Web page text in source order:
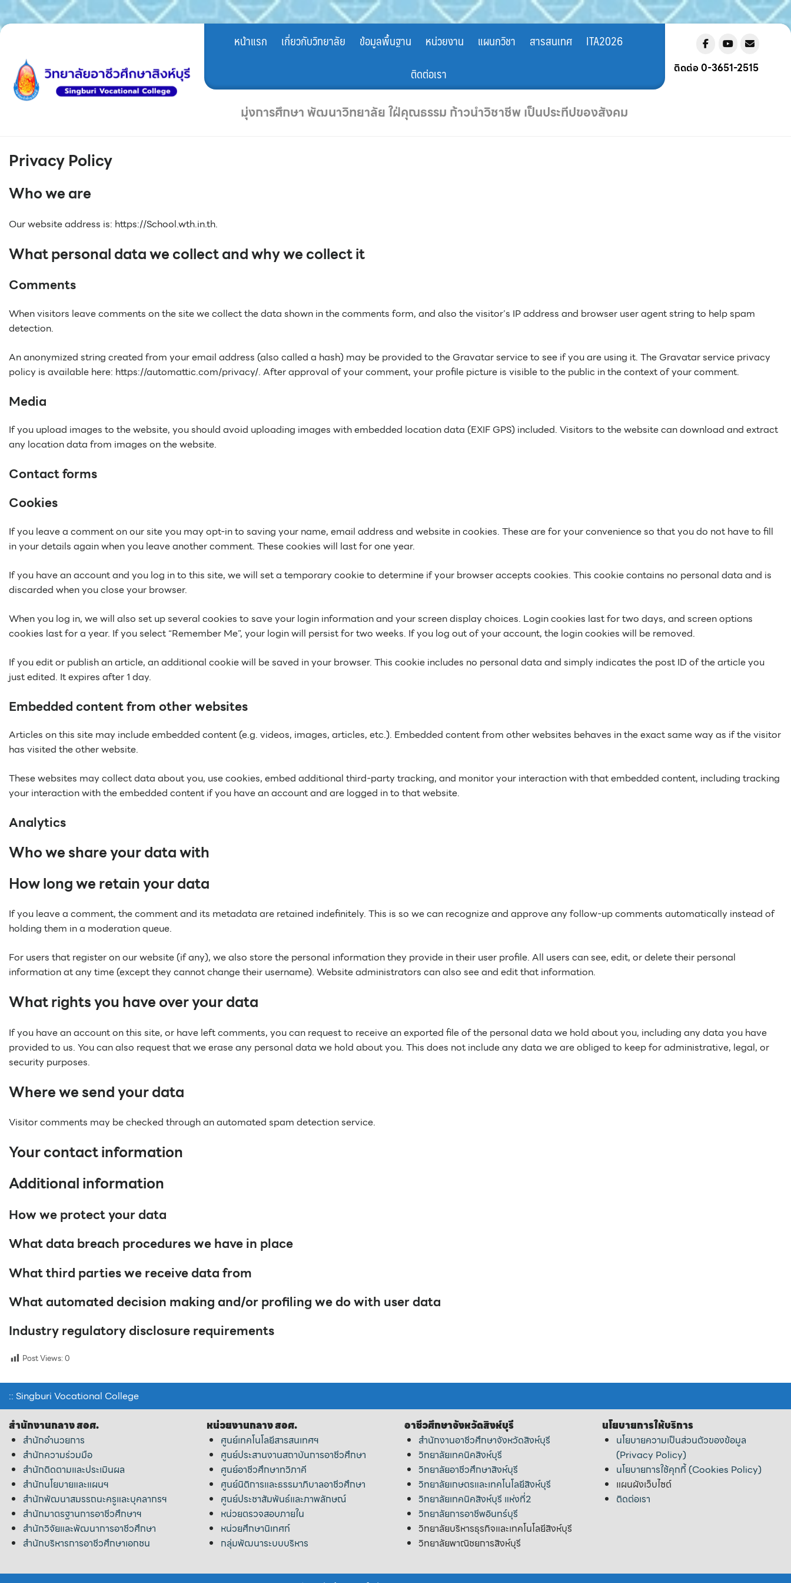
Skip
content
หน้าแรก เกี่ยวกับวิทยาลัย ข้อมูลพื้นฐาน หน่วยงาน แผนกวิชา สารสนเทศ
ITA2026
ติดต่อเรา
มุ่งการศึกษา พัฒนาวิทยาลัย ใฝ่คุณธรรม ก้าวนำวิชาชีพ เป็นประทีปของสังคม
ติดต่อ 0-3651-2515
Privacy Policy
Who we are
Our website address is: https://School.wth.in.th.
What personal data we collect and why we collect it
Comments
When visitors leave comments on the site we collect the data shown in the comments form, and also the visitor’s IP address and browser user agent string to help spam
detection.
An anonymized string created from your email address (also called a hash) may be provided to the Gravatar service to see if you are using it. The Gravatar service privacy
policy is available here: https://automattic.com/privacy/. After approval of your comment, your profile picture is visible to the public in the context of your comment.
Media
If you upload images to the website, you should avoid uploading images with embedded location data (EXIF GPS) included. Visitors to the website can download and extract
any location data from images on the website.
Contact forms
Cookies
If you leave a comment on our site you may opt-in to saving your name, email address and website in cookies. These are for your convenience so that you do not have to fill
in your details again when you leave another comment. These cookies will last for one year.
If you have an account and you log in to this site, we will set a temporary cookie to determine if your browser accepts cookies. This cookie contains no personal data and is
discarded when you close your browser.
When you log in, we will also set up several cookies to save your login information and your screen display choices. Login cookies last for two days, and screen options
cookies last for a year. If you select “Remember Me”, your login will persist for two weeks. If you log out of your account, the login cookies will be removed.
If you edit or publish an article, an additional cookie will be saved in your browser. This cookie includes no personal data and simply indicates the post ID of the article you
just edited. It expires after 1 day.
Embedded content from other websites
Articles on this site may include embedded content (e.g. videos, images, articles, etc.). Embedded content from other websites behaves in the exact same way as if the visitor
has visited the other website.
These websites may collect data about you, use cookies, embed additional third-party tracking, and monitor your interaction with that embedded content, including tracking
your interaction with the embedded content if you have an account and are logged in to that website.
Analytics
Who we share your data with
How long we retain your data
If you leave a comment, the comment and its metadata are retained indefinitely. This is so we can recognize and approve any follow-up comments automatically instead of
holding them in a moderation queue.
For users that register on our website (if any), we also store the personal information they provide in their user profile. All users can see, edit, or delete their personal
information at any time (except they cannot change their username). Website administrators can also see and edit that information.
What rights you have over your data
If you have an account on this site, or have left comments, you can request to receive an exported file of the personal data we hold about you, including any data you have
provided to us. You can also request that we erase any personal data we hold about you. This does not include any data we are obliged to keep for administrative, legal, or
security purposes.
Where we send your data
Visitor comments may be checked through an automated spam detection service.
Your contact information
Additional information
How we protect your data
What data breach procedures we have in place
What third parties we receive data from
What automated decision making and/or profiling we do with user data
Industry regulatory disclosure requirements
Post Views:0
:: Singburi Vocational College
สำนักงานกลาง สอศ.
สำนักอำนวยการ
สำนักความร่วมมือ
สำนักติดตามและประเมินผล
สำนักนโยบายและแผนฯ
สำนักพัฒนาสมรรถนะครูและบุคลากรฯ
สำนักมาตรฐานการอาชีวศึกษาฯ
สำนักวิจัยและพัฒนาการอาชีวศึกษา
สำนักบริหารการอาชีวศึกษาเอกชน
หน่วยงานกลาง สอศ.
ศูนย์เทคโนโลยีสารสนเทศฯ
ศูนย์ประสานงานสถาบันการอาชีวศึกษา
ศูนย์อาชีวศึกษาทวิภาคี
ศูนย์นิติการและธรรมาภิบาลอาชีวศึกษา
ศูนย์ประชาสัมพันธ์และภาพลักษณ์
หน่วยตรวจสอบภายใน
หน่วยศึกษานิเทศก์
กลุ่มพัฒนาระบบบริหาร
อาชีวศึกษาจังหวัดสิงห์บุรี
สำนักงานอาชีวศึกษาจังหวัดสิงห์บุรี
วิทยาลัยเทคนิคสิงห์บุรี
วิทยาลัยอาชีวศึกษาสิงห์บุรี
วิทยาลัยเกษตรและเทคโนโลยีสิงห์บุรี
วิทยาลัยเทคนิคสิงห์บุรี แห่งที่2
วิทยาลัยการอาชีพอินทร์บุรี
วิทยาลัยบริหารธุรกิจและเทคโนโลยีสิงห์บุรี
วิทยาลัยพาณิชยการสิงห์บุรี
นโยบายการให้บริการ
นโยบายความเป็นส่วนตัวของข้อมูล
(Privacy Policy)
นโยบายการใช้คุกกี้ (Cookies Policy)
แผนผังเว็บไซต์
ติดต่อเรา